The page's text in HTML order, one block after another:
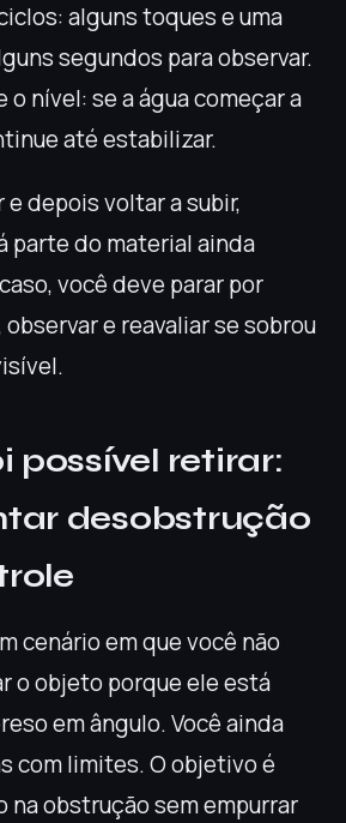
alguns toques e uma
segundos para observar.
o nível: se a água começar a
até estabilizar.
e depois voltar a subir,
parte do material ainda
você deve parar por
e reavaliar se sobrou
possível retirar:
desobstrução
cenário em que você não
o objeto porque ele está
em ângulo. Você ainda
com limites. O objetivo é
na obstrução sem empurrar